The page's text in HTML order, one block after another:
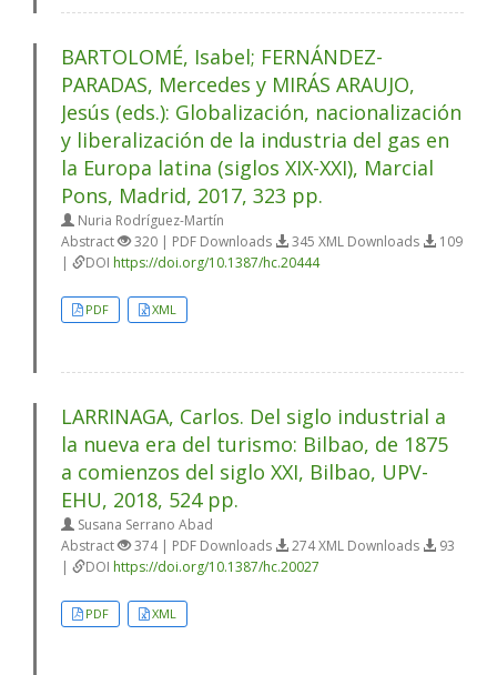
BARTOLOMÉ, Isabel; FERNÁNDEZ-
PARADAS, Mercedes y MIRÁS ARAUJO,
Jesús (eds.): Globalización, nacionalización
y liberalización de la industria del gas en
la Europa latina (siglos XIX-XXI), Marcial
Pons, Madrid, 2017, 323 pp.
Nuria Rodríguez-Martín
Abstract
320 | PDF Downloads 345 XML Downloads
109
|
DOI https://doi.org/10.1387/hc.20444
PDF XML
LARRINAGA, Carlos. Del siglo industrial a
la nueva era del turismo: Bilbao, de 1875
a comienzos del siglo XXI, Bilbao, UPV-
EHU, 2018, 524 pp.
Susana Serrano Abad
Abstract
374 | PDF Downloads 274 XML Downloads
93
|
DOI https://doi.org/10.1387/hc.20027
PDF XML